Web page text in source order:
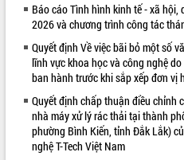
VIDEOBáo cáo Tình hình kinh tế - xã
2026 và chương trình công tác
Quyết định Về việc bãi bỏ một số
lĩnh vực khoa học và công nghệ
ban hành trước khi sắp xếp đơn vị
Quyết định chấp thuận điều chỉnh
nhà máy xử lý rác thải tại thành
phường Bình Kiến, tỉnh Đắk Lắk)
nghệ T-Tech Việt Nam